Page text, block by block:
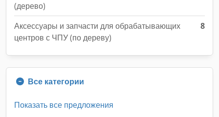
(дерево)
Аксессуары и запчасти для обрабатывающих
центров с ЧПУ (по дереву)
8
Все категории
Показать все предложения